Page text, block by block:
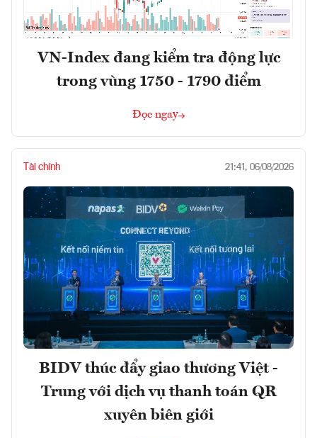
VN-Index đang kiểm tra động lực
trong vùng 1750 - 1790 điểm
Đọc ngay
Tài chính 21:41, 06/08/2026
BIDV thúc đẩy giao thương Việt -
Trung với dịch vụ thanh toán QR
xuyên biên giới